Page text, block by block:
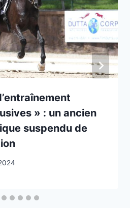
» : un ancien
suspendu de